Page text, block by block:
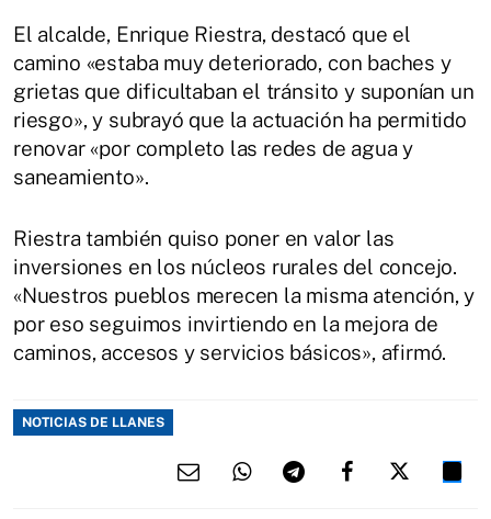
El alcalde, Enrique Riestra, destacó que el
camino «estaba muy deteriorado, con baches y
grietas que dificultaban el tránsito y suponían un
riesgo», y subrayó que la actuación ha permitido
renovar «por completo las redes de agua y
saneamiento».
Riestra también quiso poner en valor las
inversiones en los núcleos rurales del concejo.
«Nuestros pueblos merecen la misma atención, y
por eso seguimos invirtiendo en la mejora de
caminos, accesos y servicios básicos», afirmó.
NOTICIAS DE LLANES